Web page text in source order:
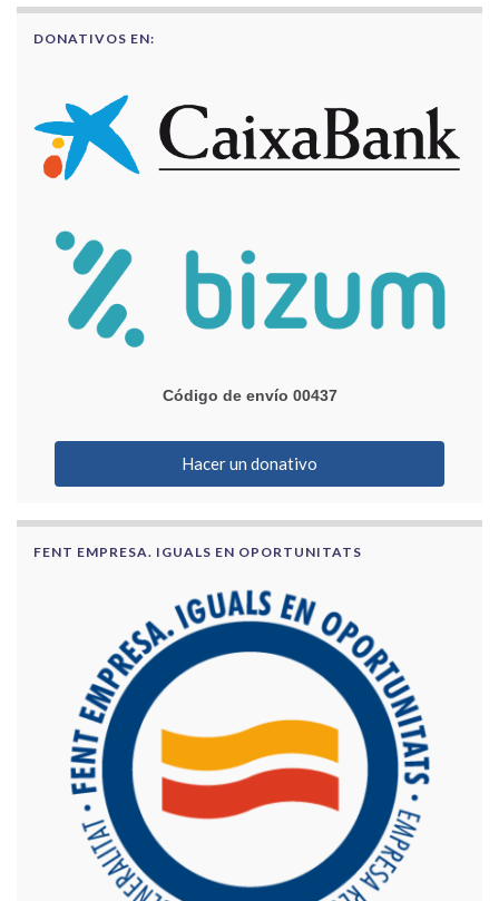
DONATIVOS EN:
Código de envío 00437
Hacer un donativo
FENT EMPRESA. IGUALS EN OPORTUNITATS